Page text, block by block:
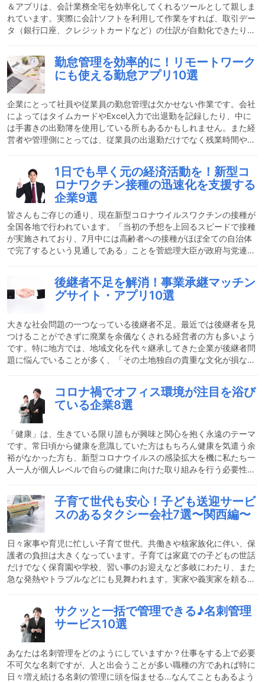
＆アプリは、会計業務全宅を効率化してくれるツールとして親しま
れています。実際に会計ソフトを利用して作業をすれば、取引デー
タ（銀行口座、クレジットカードなど）の仕訳が自動化できたり、
にかく便利です♪今や経理業務には必須となっている会計ソフト＆
アプリですが、いざ使い始めるとなるとどのサービスを使えば良い
のか迷ってしまう方も多くいらっしゃるのではないでしょうか？そ
こで今回は、経理担当者をはじめ個人事業主の方にもおすすめした
い計ソフト＆アプリを厳選してご紹介します。おすすめ会計ソフト
勤怠管理を効率的に！リモートワーク
にも使える勤怠アプリ10選
企業にとって社員や従業員の勤怠管理は欠かせない作業です。会社
によってはタイムカードやExcel入力で出退勤を記録したり、中に
は手書きの出勤簿を使用している所もあるかもしれません。また経
営者や管理側にとっては、従業員の出退勤だけでなく残業時間や休
き方改革によって労働者の労働環境は改善されつつありますが、更
に働きやすい職場にするためには勤怠状況を把握して長時間労働な
どを未然に防ぐ必要もあります。こうした勤怠管理を全て手作業で
行うには莫大な時間と手間がかかってしまいます。そこでオススメ
なのが勤怠管理アプリ。勤怠管理アプリでは、パソコンやスマ
1日でも早く元の経済活動を！新型コ
ロナワクチン接種の迅速化を支援する
企業9選
皆さんもご存じの通り、現在新型コロナウイルスワクチンの接種が
全国各地で行われています。「当初の予想を上回るスピードで接種
が実施されており、7月中には高齢者への接種がほぼ全ての自治体
で完了するという見通しである」ことを菅総理大臣が政府与党連絡
ク・パラリンピック開催への決意を表明しました。現在、ワクチン
接種一色の日本！2021年6月17日には国の大規模会場では高齢者以
外が対象に加わる他、21日からはいよいよ本格的に企業の職場接種
となっており、各自治体では「接種券」の発行業務とワクチ
後継者不足を解消！事業承継マッチン
グサイト・アプリ10選
大きな社会問題の一つなっている後継者不足。最近では後継者を見
つけることができずに廃業を余儀なくされる経営者の方も多いよう
です。特に地方では、地域文化を代々継承してきた企業が後継者問
題に悩んでいることが多く、「その土地独自の貴重な文化が損なわ
不足による廃業が増加すれば、地域経済経・日本経済にも当然なが
ら大きな影響が出てしまいます。国や自治体で様々な対策を実施し
てはいるものの、後継者不足問題には具体的にどのように向き合っ
たら良いのでしょうか。今回は、後継者不足の具体的解決策の一つ
として注目を集めている事業承継マッチングサイト・アプリをご紹
コロナ禍でオフィス環境が注目を浴び
ている企業8選
「健康」は、生きている限り誰もが興味と関心を抱く永遠のテーマ
です。常日頃から健康を意識していた方はもちろん健康を気遣う余
裕がなかった方も、新型コロナウイルスの感染拡大を機に私たち一
人一人が個人レベルで自らの健康に向けた取り組みを行う必要性を
「ソーシャルディスタンス」「三密を避ける」「外出自粛」「緊急
事態宣言」などのワードが日常的に飛び交ってはいるものの、日々
の生活や経済活動を中止することはできません。私たちと同様に苦
肉の対応を迫られているのが企業（会社）です。従業員の健康を維
持して経営存続のために企業では今どのような対応をとっているの
子育て世代も安心！子ども送迎サービ
スのあるタクシー会社7選〜関西編〜
日々家事や育児に忙しい子育て世代。共働きや核家族化に伴い、保
護者の負担は大きくなっています。子育ては家庭での子どもの世話
だけでなく保育園や学校、習い事のお迎えなど多岐にわたり、また
急な発熱やトラブルなどにも見舞われます。実家や義実家を頼るこ
時、送り迎えやちょっとした移動をタクシーにお願いできれば便利
だと思いませんか？実は、妊娠中のプレママや小さな子どもを持つ
保護者をサポートしてくれる「子育てタクシー」を運行している会
社が多くあります。タクシー会社独自のサービスとして行っている
ものや、「一般社団法人 全国子育てタクシー協会」に加盟して認
サクッと一括で管理できる♪名刺管理
サービス10選
あなたは名刺管理をどのようにしていますか？仕事をする上で必要
不可欠な名刺ですが、人と出会うことが多い職種の方であれば特に
日々増え続ける名刺の管理に頭を悩ませる…なんてこともあるよう